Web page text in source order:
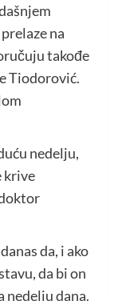
na
takođe
Tiodorović.
nedelju,
krive
da, i ako
da bi on
nedelju dana.